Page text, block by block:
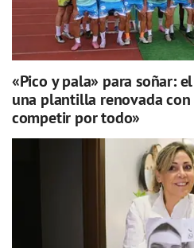
«Pico y pala» para soñar:
una plantilla renovada
competir por todo»